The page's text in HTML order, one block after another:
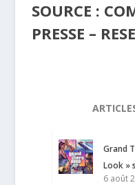
SOURCE :
PRESSE –
Grand
Look »
6 août